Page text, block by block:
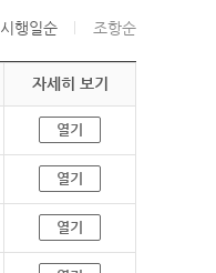
시행일순 조항순
자세히 보기
열기
열기
열기